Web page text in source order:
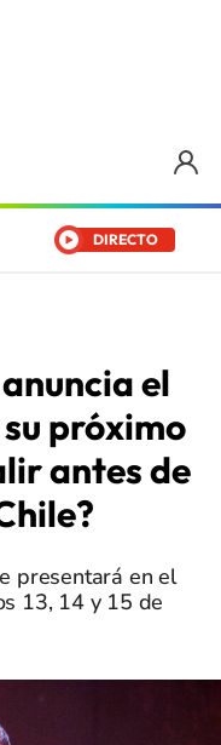
DIRECTO
el
próximo
antes de
presentará en el
13, 14 y 15 de